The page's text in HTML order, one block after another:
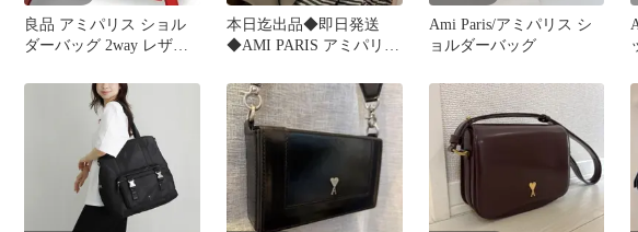
良品 アミパリス ショル
ダーバッグ 2way レザー
ン
本日迄出品◆即日発送
◆AMI PARIS アミパリス
Ami Paris/アミパリス シ
ョルダーバッグ